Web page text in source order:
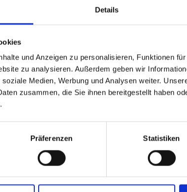
Details
und Anzeigen zu personalisieren, Funktionen
zu analysieren. Außerdem geben wir
Medien, Werbung und Analysen weiter.
zusammen, die Sie ihnen bereitgestellt haben
Präferenzen Statistiken
和膜垂直拉伸程序（专利号：EP 1 717 148）精准
佳的广告展示效果。设备操作简单，包装效率高。